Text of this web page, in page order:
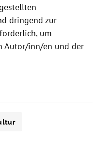
dringend zur
um
Autor/inn/en und der